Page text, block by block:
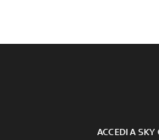
ACCEDI A SKY